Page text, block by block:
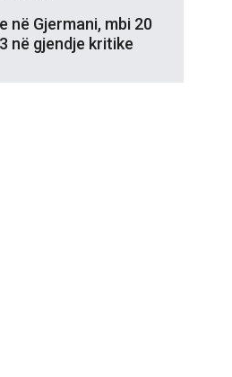
në Gjermani, mbi 20
në gjendje kritike